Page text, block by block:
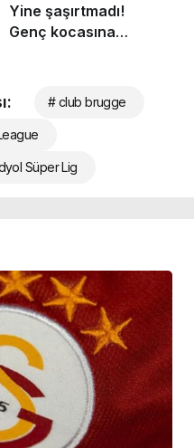
# club brugge
Süper Lig